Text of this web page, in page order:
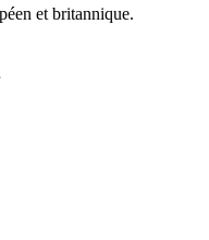
et britannique.